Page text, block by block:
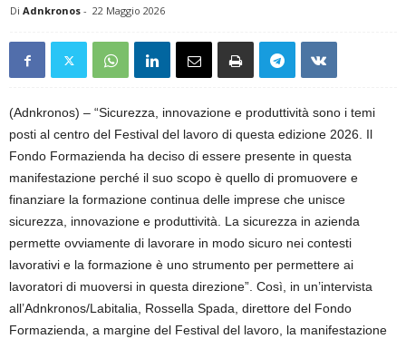
Di Adnkronos - 22 Maggio 2026
(Adnkronos) – “Sicurezza, innovazione e produttività sono i temi
posti al centro del Festival del lavoro di questa edizione 2026. Il
Fondo Formazienda ha deciso di essere presente in questa
manifestazione perché il suo scopo è quello di promuovere e
finanziare la formazione continua delle imprese che unisce
sicurezza, innovazione e produttività. La sicurezza in azienda
permette ovviamente di lavorare in modo sicuro nei contesti
lavorativi e la formazione è uno strumento per permettere ai
lavoratori di muoversi in questa direzione”. Così, in un’intervista
all’Adnkronos/Labitalia, Rossella Spada, direttore del Fondo
Formazienda, a margine del Festival del lavoro, la manifestazione